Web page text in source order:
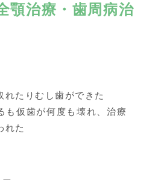
顎治療・歯周病治
れたりむし歯ができた
も仮歯が何度も壊れ、治療
れた